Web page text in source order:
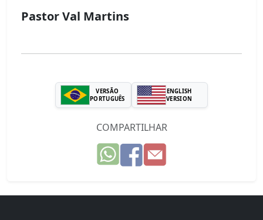
Pastor Val Martins
VERSÃO
PORTUGUÊS
ENGLISH
VERSION
COMPARTILHAR